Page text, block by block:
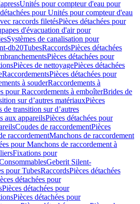
Unités pour compteur d'eau pour
pour Unités pour compteur d'eau
raccords filetésPièces détachées pour
d'évacuation d'air pour
Systèmes de canalisation pour
db20TubesRaccordsPièces détachées
Pièces détachées pour
Pièces de nettoyagePièces détachées
RaccordementsPièces détachées pour
à souderRaccordements à
pour Raccordements à emboîterBrides de
sur d’autres matériauxPièces
de transition sur d’autres
aux appareilsPièces détachées pour
Coudes de raccordementPièces
raccordementManchons de raccordement
pour Manchons de raccordement à
Fixations pour
Geberit Silent-
pour TubesRaccordsPièces détachées
détachées pour
Pièces détachées pour
Pièces détachées pour